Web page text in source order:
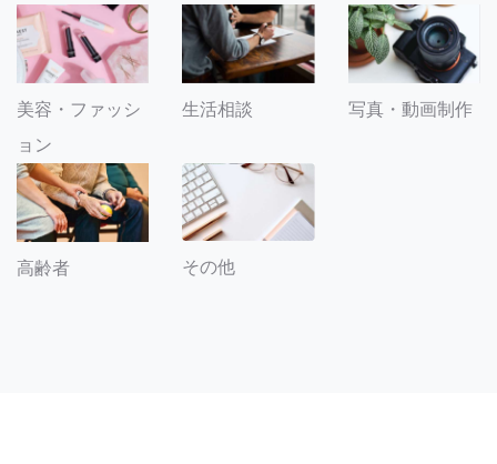
美容・ファッシ
ョン
生活相談 写真・動画制作
高齢者 その他